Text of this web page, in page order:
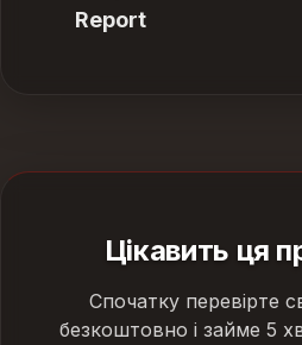
Report
Цікавить ця
Спочатку перевірте
безкоштовно і займе 5